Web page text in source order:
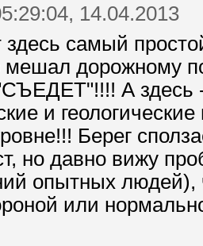
14.04.2013
самый
мешал дорожному
А здесь
и
Берег
но давно вижу
опытных людей),
или